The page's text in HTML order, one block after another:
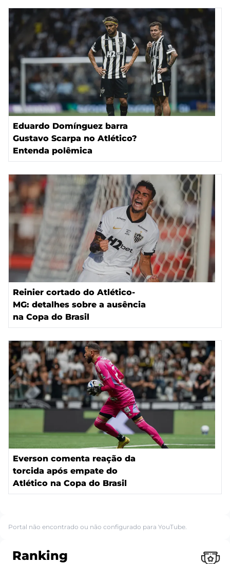
Eduardo Domínguez barra
Gustavo Scarpa no Atlético?
Entenda polêmica
Reinier cortado do Atlético-
MG: detalhes sobre a ausência
na Copa do Brasil
Everson comenta reação da
torcida após empate do
Atlético na Copa do Brasil
Portal não encontrado ou não configurado para YouTube.
Ranking